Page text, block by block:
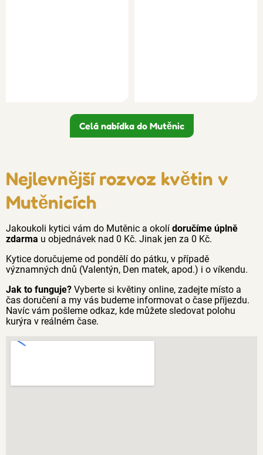
Celá nabídka do Mutěnic
Nejlevnější rozvoz květin v
Mutěnicích
Jakoukoli kytici vám do Mutěnic a okolí doručíme úplně
zdarma u objednávek nad 0 Kč. Jinak jen za 0 Kč.
Kytice doručujeme od pondělí do pátku, v případě
významných dnů (Valentýn, Den matek, apod.) i o víkendu.
Jak to funguje? Vyberte si květiny online, zadejte místo a
čas doručení a my vás budeme informovat o čase příjezdu.
Navíc vám pošleme odkaz, kde můžete sledovat polohu
kurýra v reálném čase.